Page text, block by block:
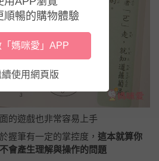
的遊戲也非常容易上手
握筆有一定的掌控度， 這本就算你
會產生理解與操作的問題
順暢的購物體驗
「媽咪愛」APP
續使用網頁版